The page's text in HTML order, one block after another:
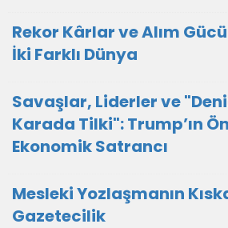
Rekor Kârlar ve Alım
İki Farklı Dünya
Savaşlar, Liderler ve
Karada Tilki": Trump’ın
Ekonomik Satrancı
Mesleki Yozlaşmanın
Gazetecilik